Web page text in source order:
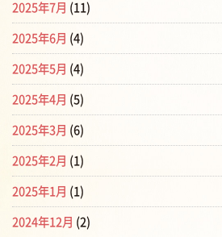
2025年7月 (11)
2025年6月 (4)
2025年5月 (4)
2025年4月 (5)
2025年3月 (6)
2025年2月 (1)
2025年1月 (1)
2024年12月 (2)